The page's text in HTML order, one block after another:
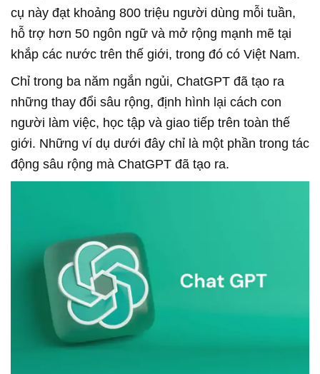
cụ này đạt khoảng 800 triệu người dùng mỗi tuần,
hỗ trợ hơn 50 ngôn ngữ và mở rộng mạnh mẽ tại
khắp các nước trên thế giới, trong đó có Việt Nam.
Chỉ trong ba năm ngắn ngủi, ChatGPT đã tạo ra
những thay đổi sâu rộng, định hình lại cách con
người làm việc, học tập và giao tiếp trên toàn thế
giới. Những ví dụ dưới đây chỉ là một phần trong tác
động sâu rộng mà ChatGPT đã tạo ra.